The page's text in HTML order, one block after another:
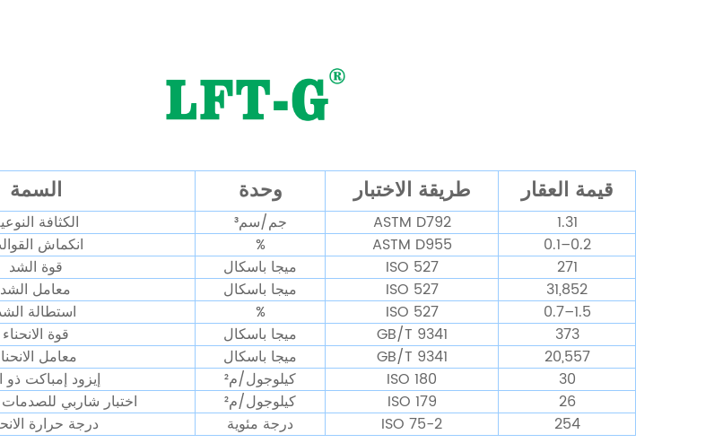
السمة وحدة طريقة الاختبار قيمة العقار
الكثافة جم/سم³ ASTM D792
1.31
انكماش
% ASTM D955
0.1–0.2
قوة الشد
ميجا باسكال ISO 527
271
معامل الشد
ميجا باسكال ISO 527
31,852
استطالة
% ISO 527
0.7–1.5
قوة الانحناء
ميجا باسكال GB/T 9341
373
معامل
ميجا باسكال GB/T 9341
20,557
إيزود إمباكت ذو
كيلوجول/م² ISO 180
30
اختبار شاربي
كيلوجول/م² ISO 179
26
درجة حرارة
درجة مئوية ISO 75-2 254